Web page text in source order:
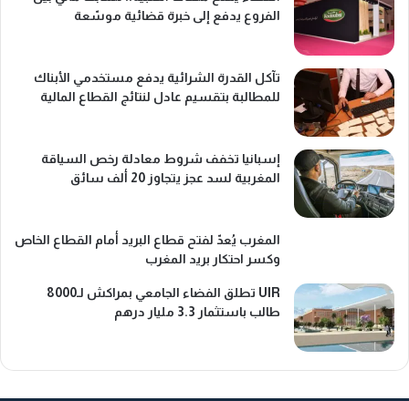
الفروع يدفع إلى خبرة قضائية موسّعة
تآكل القدرة الشرائية يدفع مستخدمي الأبناك
للمطالبة بتقسيم عادل لنتائج القطاع المالية
إسبانيا تخفف شروط معادلة رخص السياقة
المغربية لسد عجز يتجاوز 20 ألف سائق
المغرب يُعدّ لفتح قطاع البريد أمام القطاع الخاص
وكسر احتكار بريد المغرب
UIR تطلق الفضاء الجامعي بمراكش لـ8000
طالب باستثمار 3.3 مليار درهم